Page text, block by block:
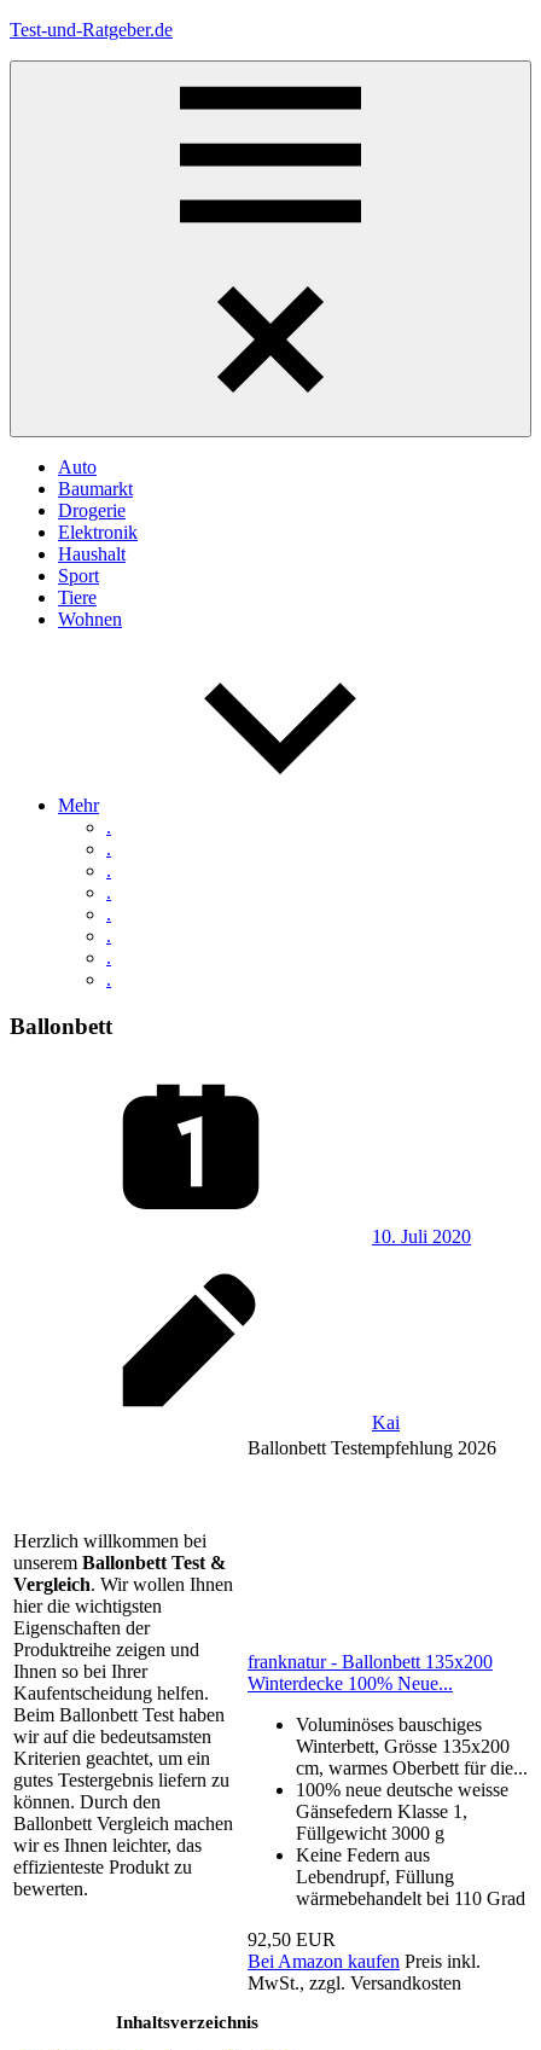
Zum
Test-und-Ratgeber.de
Auto
Baumarkt
Drogerie
Elektronik
Haushalt
Sport
Tiere
Wohnen
Mehr
.
.
.
.
.
.
.
.
Ballonbett
10. Juli 2020
Kai
Herzlich willkommen bei
unserem Ballonbett Test &
Vergleich. Wir wollen Ihnen
hier die wichtigsten
Eigenschaften der
Produktreihe zeigen und
Ihnen so bei Ihrer
Kaufentscheidung helfen.
Beim Ballonbett Test haben
wir auf die bedeutsamsten
Kriterien geachtet, um ein
gutes Testergebnis liefern zu
können. Durch den
Ballonbett Vergleich machen
wir es Ihnen leichter, das
effizienteste Produkt zu
bewerten.
Ballonbett Testempfehlung 2026
franknatur - Ballonbett 135x200
Winterdecke 100% Neue...
Voluminöses bauschiges
Winterbett, Grösse 135x200
cm, warmes Oberbett für die...
100% neue deutsche weisse
Gänsefedern Klasse 1,
Füllgewicht 3000 g
Keine Federn aus
Lebendrupf, Füllung
wärmebehandelt bei 110 Grad
92,50 EUR
Bei Amazon kaufen Preis inkl.
MwSt., zzgl. Versandkosten
Inhaltsverzeichnis